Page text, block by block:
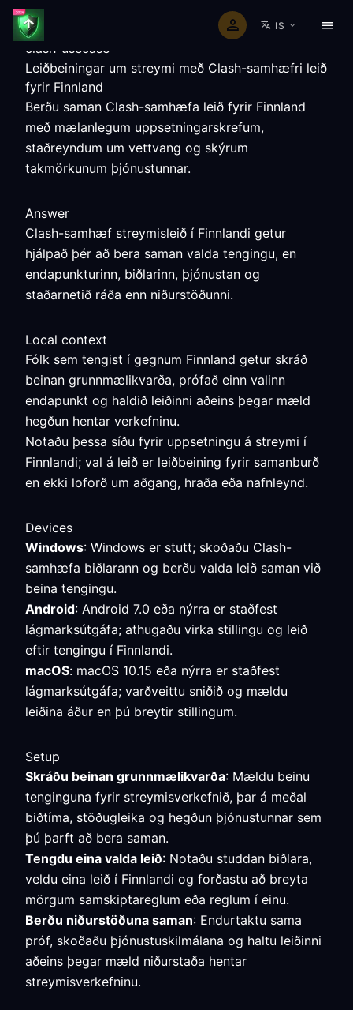
IS
clash-usecase
Leiðbeiningar um streymi með Clash-samhæfri leið
fyrir Finnland
Berðu saman Clash-samhæfa leið fyrir Finnland
með mælanlegum uppsetningarskrefum,
staðreyndum um vettvang og skýrum
takmörkunum þjónustunnar.
Answer
Clash-samhæf streymisleið í Finnlandi getur
hjálpað þér að bera saman valda tengingu, en
endapunkturinn, biðlarinn, þjónustan og
staðarnetið ráða enn niðurstöðunni.
Local context
Fólk sem tengist í gegnum Finnland getur skráð
beinan grunnmælikvarða, prófað einn valinn
endapunkt og haldið leiðinni aðeins þegar mæld
hegðun hentar verkefninu.
Notaðu þessa síðu fyrir uppsetningu á streymi í
Finnlandi; val á leið er leiðbeining fyrir samanburð
en ekki loforð um aðgang, hraða eða nafnleynd.
Devices
Windows: Windows er stutt; skoðaðu Clash-
samhæfa biðlarann og berðu valda leið saman við
beina tengingu.
Android: Android 7.0 eða nýrra er staðfest
lágmarksútgáfa; athugaðu virka stillingu og leið
eftir tengingu í Finnlandi.
macOS: macOS 10.15 eða nýrra er staðfest
lágmarksútgáfa; varðveittu sniðið og mældu
leiðina áður en þú breytir stillingum.
Setup
Skráðu beinan grunnmælikvarða: Mældu beinu
tenginguna fyrir streymisverkefnið, þar á meðal
biðtíma, stöðugleika og hegðun þjónustunnar sem
þú þarft að bera saman.
Tengdu eina valda leið: Notaðu studdan biðlara,
veldu eina leið í Finnlandi og forðastu að breyta
mörgum samskiptareglum eða reglum í einu.
Berðu niðurstöðuna saman: Endurtaktu sama
próf, skoðaðu þjónustuskilmálana og haltu leiðinni
aðeins þegar mæld niðurstaða hentar
streymisverkefninu.